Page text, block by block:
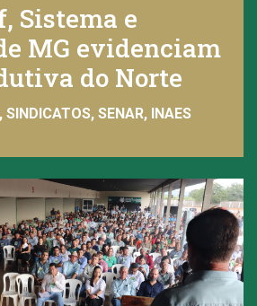
Sistema e
MG evidenciam
do Norte
SENAR, INAES